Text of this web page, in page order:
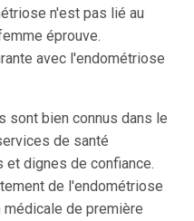
n'est pas lié au
éprouve.
avec l'endométriose
sont bien connus dans le
de santé
et dignes de confiance.
de l'endométriose
de première